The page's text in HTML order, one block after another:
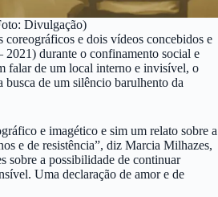
Divulgação)
coreográficos e dois vídeos concebidos e
durante o confinamento social e
falar de um local interno e invisível, o
busca de um silêncio barulhento da
e imagético e sim um relato sobre a
e de resistência”, diz Marcia Milhazes,
sobre a possibilidade de continuar
Uma declaração de amor e de